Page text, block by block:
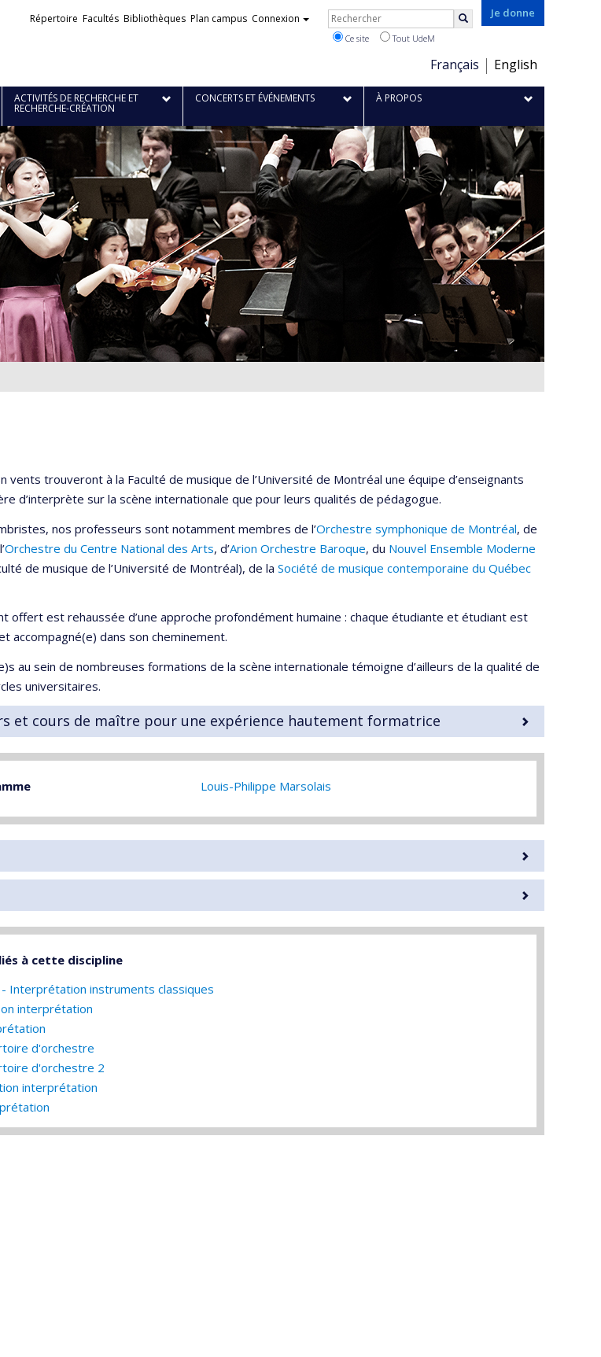
Je donne
Choix
de
langue
Français English
Liens
Répertoire Facultés Bibliothèques Plan campus Connexion Rechercher
Ce site Tout UdeM
ACTIVITÉS DE RECHERCHE ET
RECHERCHE-CRÉATION
CONCERTS ET ÉVÉNEMENTS À PROPOS
vents trouveront à la Faculté de musique de l’Université de Montréal une équipe d’enseignants
d’interprète sur la scène internationale que pour leurs qualités de pédagogue.
nos professeurs sont notamment membres de l’Orchestre symphonique de Montréal, de
Orchestre du Centre National des Arts, d’Arion Orchestre Baroque, du Nouvel Ensemble Moderne
de musique de l’Université de Montréal), de la Société de musique contemporaine du Québec
offert est rehaussée d’une approche profondément humaine : chaque étudiante et étudiant est
accompagné(e) dans son cheminement.
au sein de nombreuses formations de la scène internationale témoigne d’ailleurs de la qualité de
universitaires.
et cours de maître pour une expérience hautement formatrice
Louis-Philippe Marsolais
à cette discipline
- Interprétation instruments classiques
interprétation
d'orchestre
d'orchestre 2
interprétation